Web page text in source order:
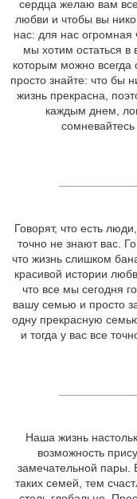
сердца желаю вам
любви и чтобы вы
нас: для нас огромная
мы хотим остаться
которым можно
просто знайте: что бы
жизнь прекрасна,
каждым днем,
Говорят, что есть
точно не знают вас.
что жизнь слишком
красивой истории
что все мы сегодня
вашу семью и просто
одну прекрасную
и тогда у вас все
Наша жизнь
возможность
замечательной пары.
таких семей, тем